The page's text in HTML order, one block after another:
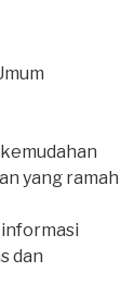
yang ramah
dan